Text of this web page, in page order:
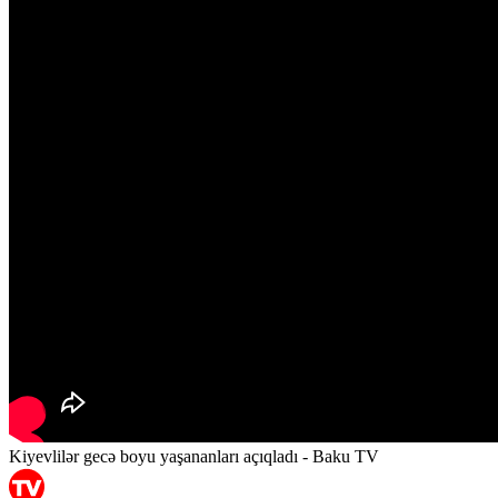
Kiyevlilər gecə boyu yaşananları açıqladı - Baku TV